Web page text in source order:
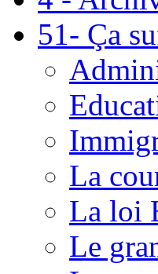
51- Ça
La
La loi
Le